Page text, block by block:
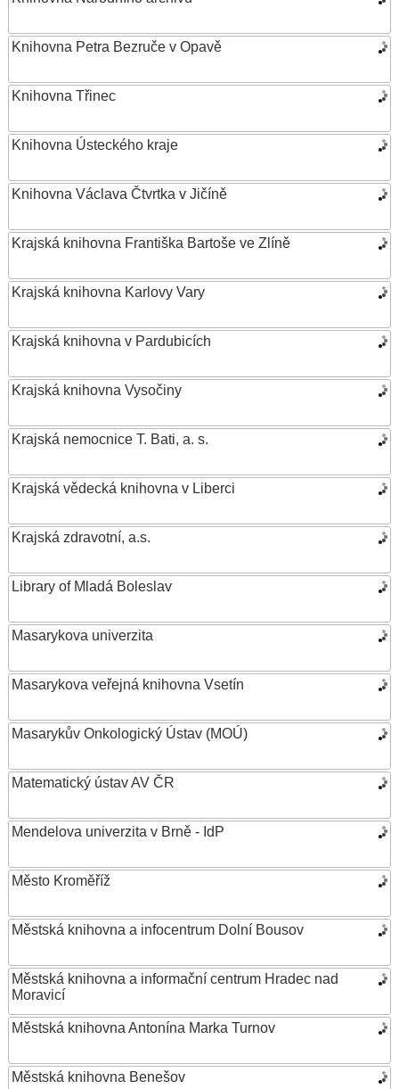
Knihovna Petra Bezruče v Opavě
Knihovna Třinec
Knihovna Ústeckého kraje
Knihovna Václava Čtvrtka v Jičíně
Krajská knihovna Františka Bartoše ve Zlíně
Krajská knihovna Karlovy Vary
Krajská knihovna v Pardubicích
Krajská knihovna Vysočiny
Krajská nemocnice T. Bati, a. s.
Krajská vědecká knihovna v Liberci
Krajská zdravotní, a.s.
Library of Mladá Boleslav
Masarykova univerzita
Masarykova veřejná knihovna Vsetín
Masarykův Onkologický Ústav (MOÚ)
Matematický ústav AV ČR
Mendelova univerzita v Brně - IdP
Město Kroměříž
Městská knihovna a infocentrum Dolní Bousov
Městská knihovna a informační centrum Hradec nad
Moravicí
Městská knihovna Antonína Marka Turnov
Městská knihovna Benešov